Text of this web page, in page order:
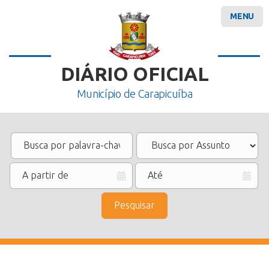
DIÁRIO OFICIAL
Município de Carapicuíba
Pesquisar
MENU